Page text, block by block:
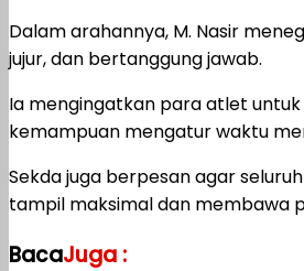
Dalam arahannya, M. Nasir
jujur, dan bertanggung jawab.
Ia mengingatkan para atlet
kemampuan mengatur waktu
Sekda juga berpesan agar
tampil maksimal dan membawa
BacaJuga :